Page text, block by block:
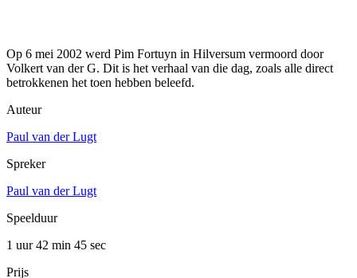
Op 6 mei 2002 werd Pim Fortuyn in Hilversum vermoord door
Volkert van der G. Dit is het verhaal van die dag, zoals alle direct
betrokkenen het toen hebben beleefd.
Auteur
Paul van der Lugt
Spreker
Paul van der Lugt
Speelduur
1 uur 42 min 45 sec
Prijs